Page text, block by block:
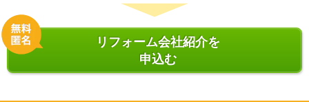
リフォーム会社紹介を
申込む